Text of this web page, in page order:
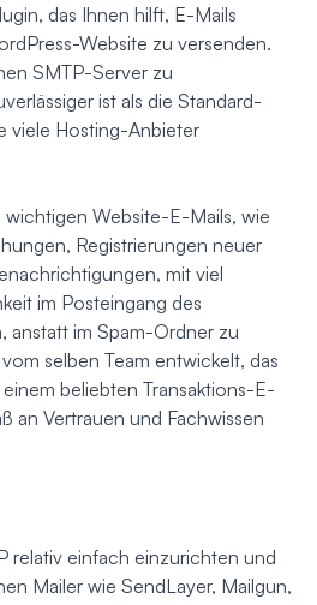
das Ihnen hilft, E-Mails
Website zu versenden.
SMTP-Server zu
ist als die Standard-
viele Hosting-Anbieter
wichtigen Website-E-Mails, wie
Registrierungen neuer
mit viel
im Posteingang des
anstatt im Spam-Ordner zu
selben Team entwickelt, das
beliebten Transaktions-E-
an Vertrauen und Fachwissen
relativ einfach einzurichten und
Mailer wie SendLayer, Mailgun,